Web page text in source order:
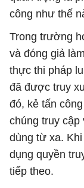
công như thế
Trong trường
và đóng giả
thực thi pháp
đã được truy
đó, kẻ tấn
chúng truy
dùng từ xa.
dụng quyền
tiếp theo.